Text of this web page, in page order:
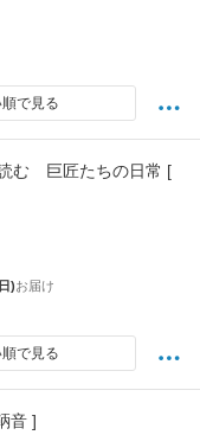
で見る
む 巨匠たちの日常 [
)お届け
で見る
音 ]